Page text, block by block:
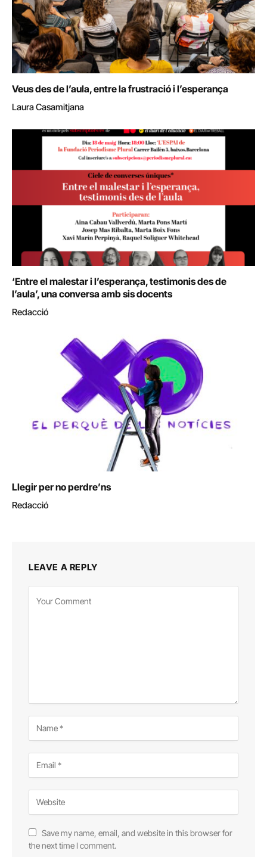
Veus des de l’aula, entre la frustració i l’esperança
Laura Casamitjana
‘Entre el malestar i l’esperança, testimonis des de
l’aula’, una conversa amb sis docents
Redacció
Llegir per no perdre’ns
Redacció
LEAVE A REPLY
Save my name, email, and website in this browser for
the next time I comment.